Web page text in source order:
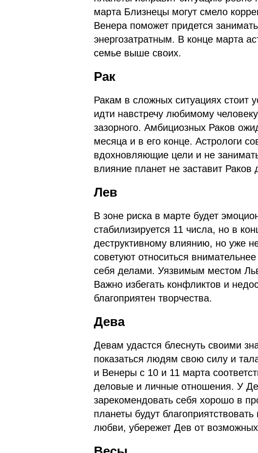
марта Близнецы могут смело
Венера поможет придется
энергозатратным. В конце марта
семье выше своих.
Рак
Ракам в сложных ситуациях стоит
идти навстречу любимому
зазорного. Амбициозных Раков
месяца и в его конце. Астрологи
вдохновляющие цели и не
влияние планет не заставит
Лев
В зоне риска в марте будет
стабилизируется 11 числа, но в
деструктивному влиянию, но уже
советуют относиться
себя делами. Уязвимым местом
Важно избегать конфликтов и
благоприятен творчества.
Дева
Девам удастся блеснуть своими
показаться людям свою силу и
и Венеры с 10 и 11 марта
деловые и личные отношения. У
зарекомендовать себя хорошо в
планеты будут
любви, убережет Дев от возможных